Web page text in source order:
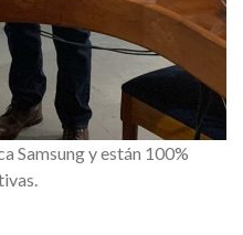
Samsung y están 100%